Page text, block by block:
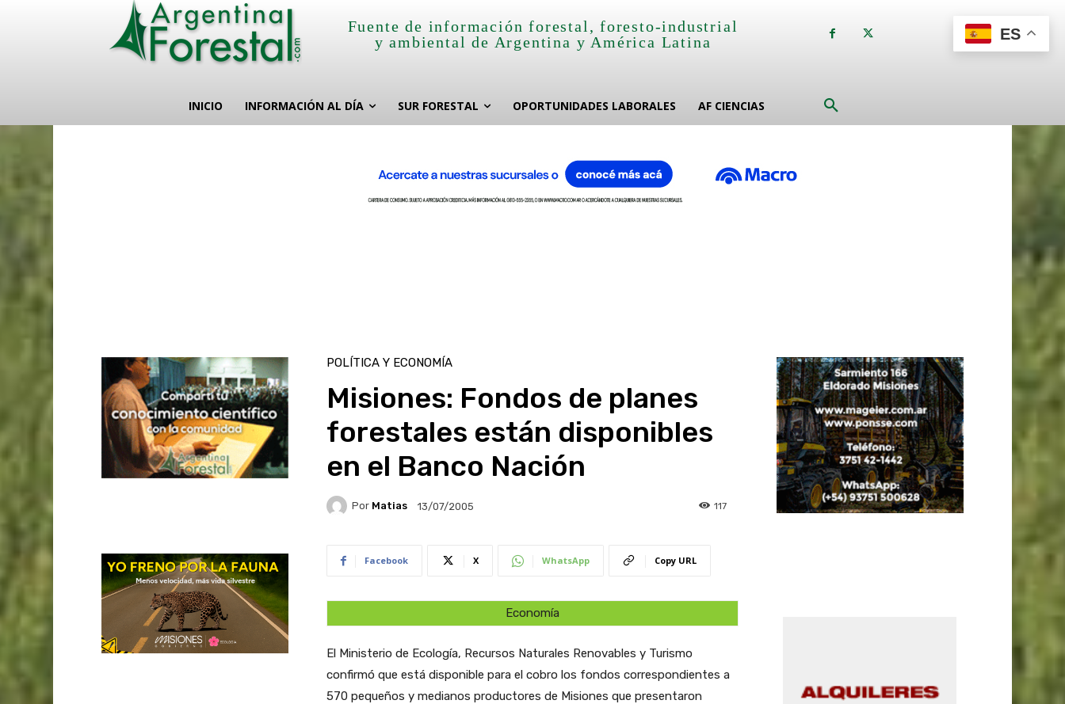
Fuente de información forestal, foresto-industrial
y ambiental de Argentina y América Latina
INICIO INFORMACIÓN AL DÍA SUR FORESTAL OPORTUNIDADES LABORALES AF CIENCIAS
POLÍTICA Y ECONOMÍA
Misiones: Fondos de planes
forestales están disponibles
en el Banco Nación
Por Matias 13/07/2005 117
Facebook X WhatsApp Copy URL
Economía
El Ministerio de Ecología, Recursos Naturales Renovables y Turismo
confirmó que está disponible para el cobro los fondos correspondientes a
570 pequeños y medianos productores de Misiones que presentaron
ES